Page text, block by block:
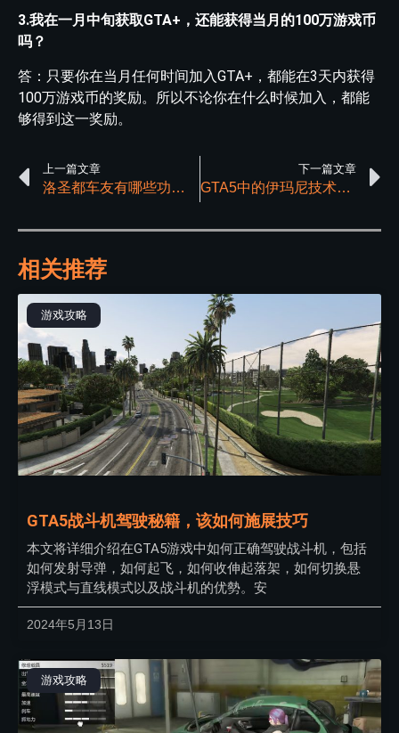
3.我在一月中旬获取GTA+，还能获得当月的100万游戏币
吗？
答：只要你在当月任何时间加入GTA+，都能在3天内获得
100万游戏币的奖励。所以不论你在什么时候加入，都能
够得到这一奖励。
上一篇文章
洛圣都车友有哪些功能与作用
下一篇文章
GTA5中的伊玛尼技术是干嘛用的
相关推荐
游戏攻略
GTA5战斗机驾驶秘籍，该如何施展技巧
本文将详细介绍在GTA5游戏中如何正确驾驶战斗机，包括
如何发射导弹，如何起飞，如何收伸起落架，如何切换悬
浮模式与直线模式以及战斗机的优勢。安
2024年5月13日
游戏攻略